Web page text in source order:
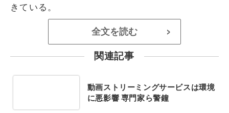
きている。
全文を読む >
関連記事
動画ストリーミングサービスは環境
に悪影響 専門家ら警鐘